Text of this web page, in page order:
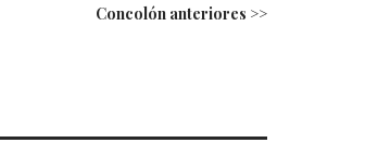
Concolón anteriores >>